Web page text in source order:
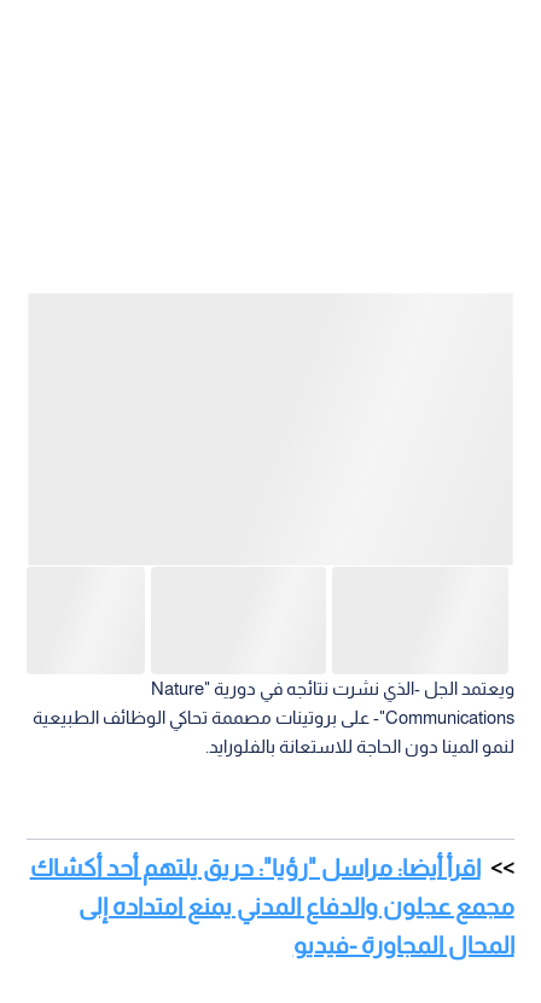
ويعتمد الجل -الذي نشرت نتائجه في دورية "Nature
Communications"- على بروتينات مصممة تحاكي الوظائف الطبيعية
لنمو المينا دون الحاجة للاستعانة بالفلورايد.
اقرأ أيضا: مراسل "رؤيا": حريق يلتهم أحد أكشاك
مجمع عجلون والدفاع المدني يمنع امتداده إلى
المحال المجاورة -فيديو